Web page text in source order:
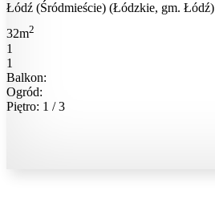
Łódź (Śródmieście) (Łódzkie, gm. Łódź)
32m2
1
1
Balkon:
Ogród:
Piętro: 1 / 3